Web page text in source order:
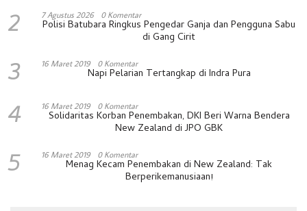
2 7 Agustus 2026 0 Komentar
Polisi Batubara Ringkus Pengedar Ganja dan Pengguna Sabu
di Gang Cirit
3 16 Maret 2019 0 Komentar
Napi Pelarian Tertangkap di Indra Pura
4 16 Maret 2019 0 Komentar
Solidaritas Korban Penembakan, DKI Beri Warna Bendera
New Zealand di JPO GBK
5 16 Maret 2019 0 Komentar
Menag Kecam Penembakan di New Zealand: Tak
Berperikemanusiaan!